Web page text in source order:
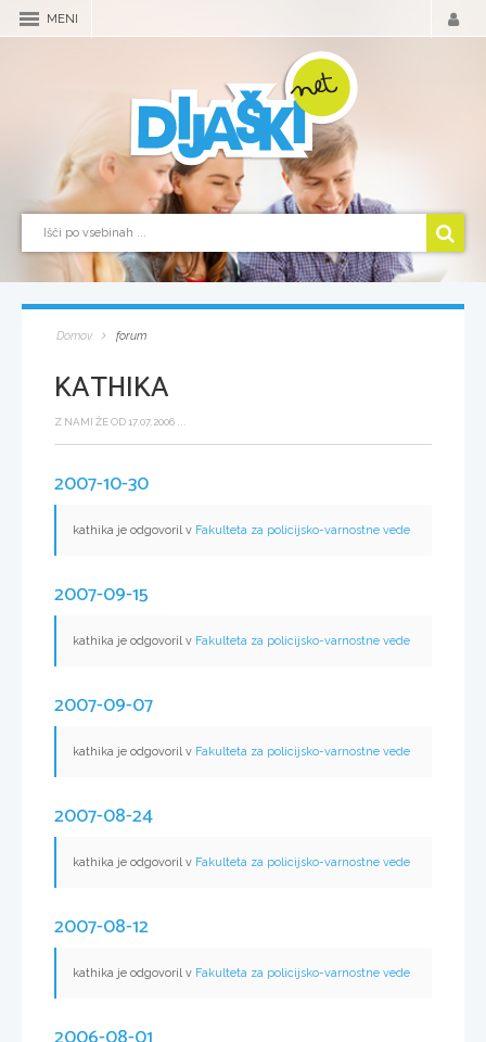
MENI
Domov forum
KATHIKA
Z NAMI ŽE OD 17.07.2006 ...
2007-10-30
kathika je odgovoril v Fakulteta za policijsko-varnostne vede
2007-09-15
kathika je odgovoril v Fakulteta za policijsko-varnostne vede
2007-09-07
kathika je odgovoril v Fakulteta za policijsko-varnostne vede
2007-08-24
kathika je odgovoril v Fakulteta za policijsko-varnostne vede
2007-08-12
kathika je odgovoril v Fakulteta za policijsko-varnostne vede